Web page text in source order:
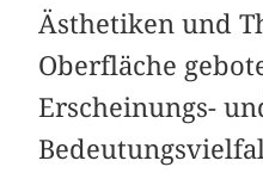
Ästhetiken und
Oberfläche
Erscheinungs-